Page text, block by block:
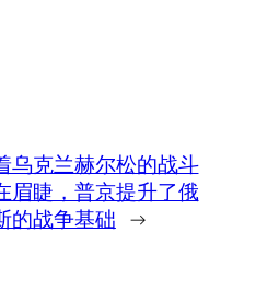
乌克兰赫尔松的战斗
眉睫，普京提升了俄
的战争基础 →